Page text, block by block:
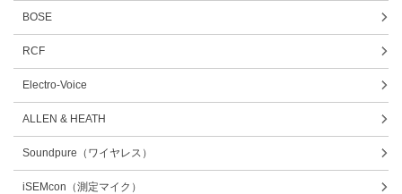
BOSE
RCF
Electro-Voice
ALLEN & HEATH
Soundpure（ワイヤレス）
iSEMcon（測定マイク）